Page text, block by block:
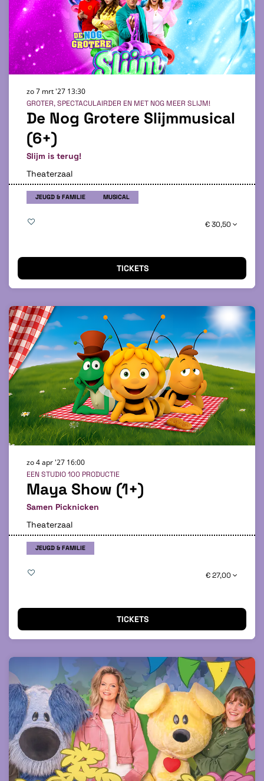
De Nog Grotere Slijmmusical
(6+)
Slijm is terug!
GROTER, SPECTACULAIRDER EN MET NOG MEER SLIJM!
zo 7 mrt '27 13:30
Theaterzaal
JEUGD & FAMILIE MUSICAL
€ 30,50
TICKETS
Maya Show (1+)
Samen Picknicken
EEN STUDIO 100 PRODUCTIE
zo 4 apr '27 16:00
Theaterzaal
JEUGD & FAMILIE
€ 27,00
TICKETS